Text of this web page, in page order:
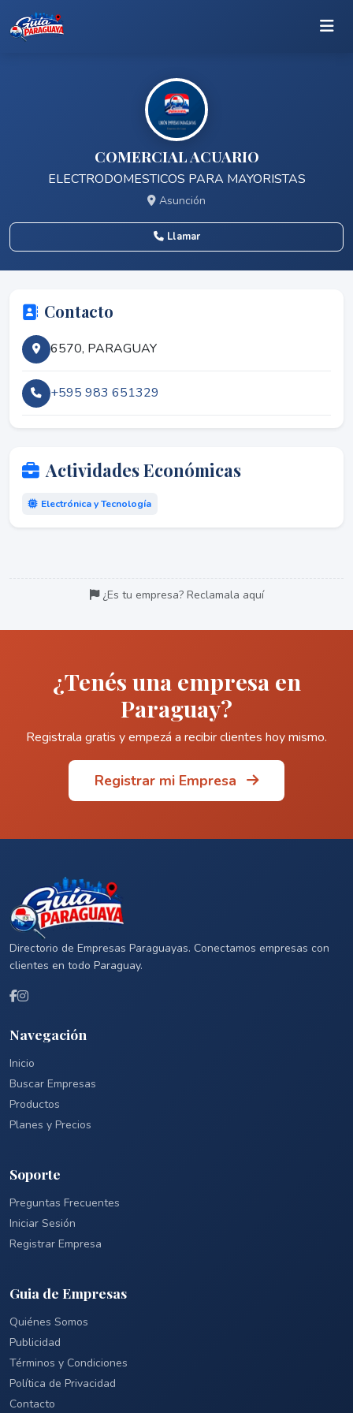
COMERCIAL ACUARIO
ELECTRODOMESTICOS PARA MAYORISTAS
Asunción
Llamar
Contacto
6570, PARAGUAY
+595 983 651329
Actividades Económicas
Electrónica y Tecnología
¿Es tu empresa? Reclamala aquí
¿Tenés una empresa en
Paraguay?
Registrala gratis y empezá a recibir clientes hoy mismo.
Registrar mi Empresa
Directorio de Empresas Paraguayas. Conectamos empresas con
clientes en todo Paraguay.
Navegación
Inicio
Buscar Empresas
Productos
Planes y Precios
Soporte
Preguntas Frecuentes
Iniciar Sesión
Registrar Empresa
Guia de Empresas
Quiénes Somos
Publicidad
Términos y Condiciones
Política de Privacidad
Contacto